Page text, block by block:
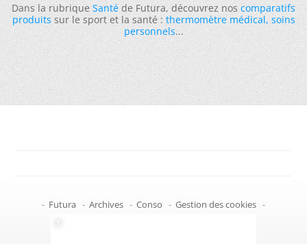
Dans la rubriqueSantéde Futura, découvrez noscomparatifs
produitssur le sport et la santé :thermomètre médical,soins
personnels...
- Futura - Archives - Conso - Gestion des cookies -